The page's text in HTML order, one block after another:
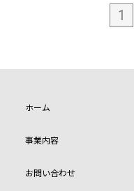
1
ホーム
事業内容
お問い合わせ